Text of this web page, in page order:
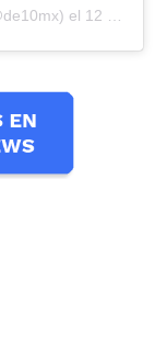
el 12 Jun, 2020 a las 12:43 PDT